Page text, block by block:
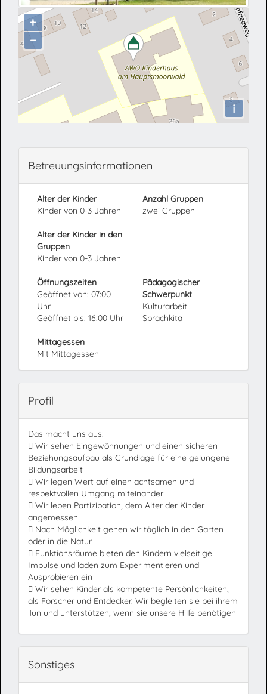
+
−
i
Betreuungsinformationen
Alter der Kinder
Kinder von 0-3 Jahren
Alter der Kinder in den
Gruppen
Kinder von 0-3 Jahren
Anzahl Gruppen
zwei Gruppen
Öffnungszeiten
Geöffnet von: 07:00
Uhr
Geöffnet bis: 16:00 Uhr
Mittagessen
Mit Mittagessen
Pädagogischer
Schwerpunkt
Kulturarbeit
Sprachkita
Profil
Das macht uns aus:
 Wir sehen Eingewöhnungen und einen sicheren
Beziehungsaufbau als Grundlage für eine gelungene
Bildungsarbeit
 Wir legen Wert auf einen achtsamen und
respektvollen Umgang miteinander
 Wir leben Partizipation, dem Alter der Kinder
angemessen
 Nach Möglichkeit gehen wir täglich in den Garten
oder in die Natur
 Funktionsräume bieten den Kindern vielseitige
Impulse und laden zum Experimentieren und
Ausprobieren ein
 Wir sehen Kinder als kompetente Persönlichkeiten,
als Forscher und Entdecker. Wir begleiten sie bei ihrem
Tun und unterstützen, wenn sie unsere Hilfe benötigen
Sonstiges